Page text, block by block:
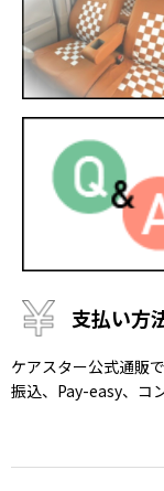
支払い方
ケアスター公式通販
振込、Pay-easy、コ